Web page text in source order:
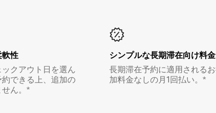
性
クアウト日を選ん
できる上、追加の
ん。*
シンプルな長期滞在向け料金
長期滞在予約に適用される
加料金なしの月1回払い。*